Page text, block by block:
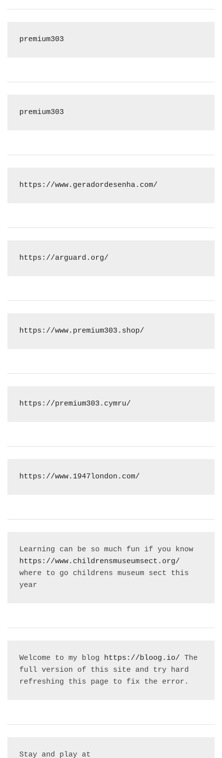
premium303
premium303
https://www.geradordesenha.com/
https://arguard.org/
https://www.premium303.shop/
https://premium303.cymru/
https://www.1947london.com/
https://www.childrensmuseumsect.org/
where to go childrens museum sect this
year
Welcome to my blog https://bloog.io/ The
full version of this site and try hard
refreshing this page to fix the error.